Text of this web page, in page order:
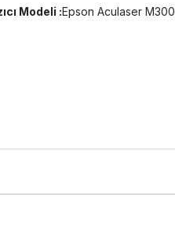
Modeli :Epson Aculaser M300